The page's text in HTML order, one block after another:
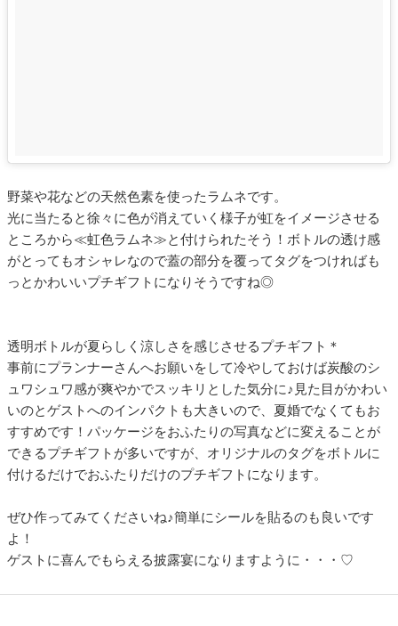
野菜や花などの天然色素を使ったラムネです。
光に当たると徐々に色が消えていく様子が虹をイメージさせる
ところから≪虹色ラムネ≫と付けられたそう！ボトルの透け感
がとってもオシャレなので蓋の部分を覆ってタグをつければも
っとかわいいプチギフトになりそうですね◎
透明ボトルが夏らしく涼しさを感じさせるプチギフト＊
事前にプランナーさんへお願いをして冷やしておけば炭酸のシ
ュワシュワ感が爽やかでスッキリとした気分に♪見た目がかわい
いのとゲストへのインパクトも大きいので、夏婚でなくてもお
すすめです！パッケージをおふたりの写真などに変えることが
できるプチギフトが多いですが、オリジナルのタグをボトルに
付けるだけでおふたりだけのプチギフトになります。
ぜひ作ってみてくださいね♪簡単にシールを貼るのも良いです
よ！
ゲストに喜んでもらえる披露宴になりますように・・・♡